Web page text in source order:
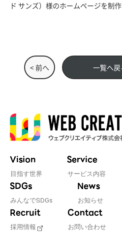
ド サンズ）様のホームページを制
< 前へ 一覧へ戻
Vision
目指す世界
Service
サービス内容
SDGs
みんなでSDGs
News
お知らせ
Recruit
採用情報
Contact
お問い合わせ